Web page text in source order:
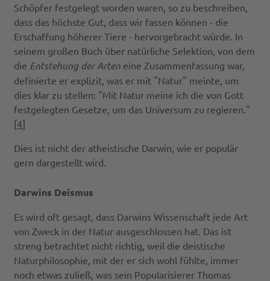
Schöpfer festgelegt worden waren, so zu beschreiben,
dass das höchste Gut, dass wir fassen können - die
Erschaffung höherer Tiere - hervorgebracht würde. In
seinem großen Buch über natürliche Selektion, von dem
die Entstehung der Arten eine Zusammenfassung war,
definierte er explizit, was er mit "Natur" meinte, um
dies klar zu stellen: "Mit Natur meine ich die von Gott
festgelegten Gesetze, um das Universum zu regieren."
[4]
Dies ist nicht der atheistische Darwin, wie er populär
gern dargestellt wird.
Darwins Deismus
Es wird oft gesagt, dass Darwins Wissenschaft jede Art
von Zweck in der Natur ausgeschlossen hat. Das ist
streng betrachtet nicht richtig, weil die deistische
Naturphilosophie, mit der er sich wohl fühlte, immer
noch etwas zuließ, was sein Popularisierer Thomas